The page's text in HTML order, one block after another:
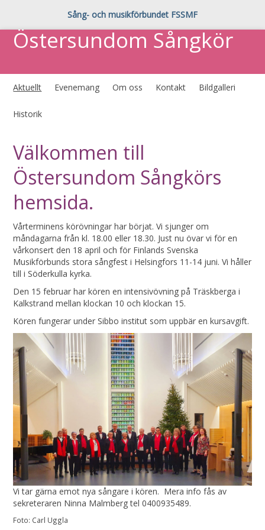
Sång- och musikförbundet FSSMF
Östersundom Sångkör
Aktuellt Evenemang Om oss Kontakt Bildgalleri
Historik
Välkommen till
Östersundom Sångkörs
hemsida.
Vårterminens körövningar har börjat. Vi sjunger om
måndagarna från kl. 18.00 eller 18.30. Just nu övar vi för en
vårkonsert den 18 april och för Finlands Svenska
Musikförbunds stora sångfest i Helsingfors 11-14 juni. Vi håller
till i Söderkulla kyrka.
Den 15 februar har kören en intensivövning på Träskberga i
Kalkstrand mellan klockan 10 och klockan 15.
Kören fungerar under Sibbo institut som uppbär en kursavgift.
Vi tar gärna emot nya sångare i kören. Mera info fås av
sekreteraren Ninna Malmberg tel 0400935489.
Foto: Carl Uggla